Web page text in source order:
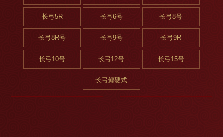
长弓5R 长弓6号 长弓8号
长弓8R号 长弓9号 长弓9R
长弓10号 长弓12号 长弓15号
长弓鲤硬式